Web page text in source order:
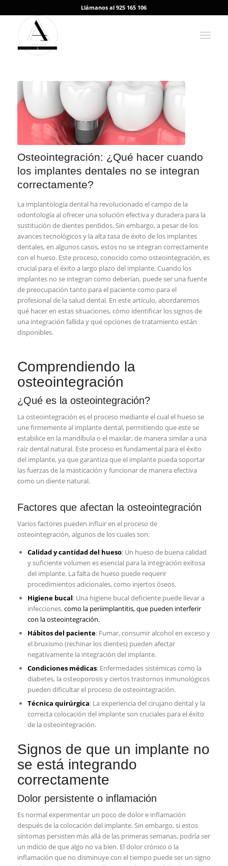
Llámanos al 925 165 106
Osteointegración: ¿Qué hacer cuando
los implantes dentales no se integran
correctamente?
La implantología dental ha revolucionado el campo de la
odontología al ofrecer una solución efectiva y duradera para la
sustitución de dientes perdidos. Sin embargo, a pesar de los
avances tecnológicos y la alta tasa de éxito de los implantes
dentales, en algunos casos, estos no se integran correctamente
con el hueso. Este proceso, conocido como osteointegración, es
crucial para el éxito a largo plazo del implante. Cuando los
implantes no se integran como deberían, puede ser una fuente
de preocupación tanto para el paciente como para el
profesional de la salud dental. En este artículo, abordaremos
qué hacer en estas situaciones, cómo identificar los signos de
una integración fallida y qué opciones de tratamiento están
disponibles.
Comprendiendo la
osteointegración
¿Qué es la osteointegración?
La osteointegración es el proceso mediante el cual el hueso se
une firmemente al implante dental, permitiendo que este se
estabilice en la mandíbula o el maxilar, de manera similar a una
raíz dental natural. Este proceso es fundamental para el éxito
del implante, ya que garantiza que el implante pueda soportar
las fuerzas de la masticación y funcionar de manera efectiva
como un diente natural.
Factores que afectan la osteointegración
Varios factores pueden influir en el proceso de
osteointegración, algunos de los cuales son:
Calidad y cantidad del hueso: Un hueso de buena calidad
y suficiente volumen es esencial para la integración exitosa
del implante. La falta de hueso puede requerir
procedimientos adicionales, como injertos óseos.
Higiene bucal: Una higiene bucal deficiente puede llevar a
infecciones,como la periimplantitis, que pueden interferir
con la osteointegración.
Hábitos del paciente: Fumar, consumir alcohol en exceso y
el bruxismo (rechinar los dientes) pueden afectar
negativamente la integración del implante.
Condiciones médicas: Enfermedades sistémicas como la
diabetes, la osteoporosis y ciertos trastornos inmunológicos
pueden dificultar el proceso de osteointegración.
Técnica quirúrgica: La experiencia del cirujano dental y la
correcta colocación del implante son cruciales para el éxito
de la osteointegración.
Signos de que un implante no
se está integrando
correctamente
Dolor persistente o inflamación
Es normal experimentar un poco de dolor e inflamación
después de la colocación del implante. Sin embargo, si estos
síntomas persisten más allá de las primeras semanas, podría ser
un indicio de que algo no va bien. El dolor crónico o la
inflamación que no disminuye con el tiempo puede ser un signo